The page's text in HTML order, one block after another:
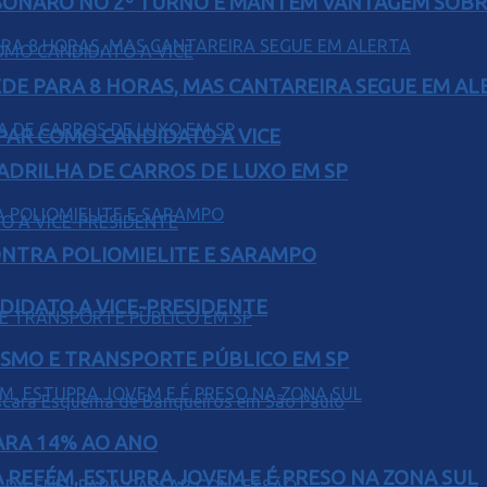
COMO CANDIDATO A VICE
A VICE-PRESIDENTE
ESTUPRA JOVEM E É PRESO NA ZONA SUL
PARA 8 HORAS, MAS CANTAREIRA SEGUE EM
DE CARROS DE LUXO EM SP
POLIOMIELITE E SARAMPO
E TRANSPORTE PÚBLICO EM SP
14% AO ANO